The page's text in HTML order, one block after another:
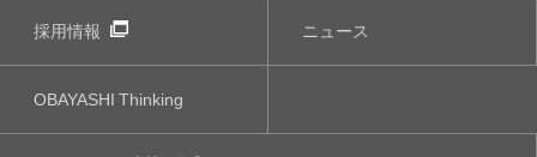
採用情報 ニュース
OBAYASHIThinking